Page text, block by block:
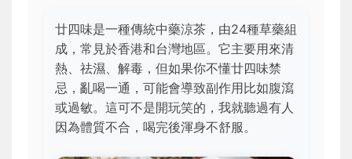
廿四味是一種傳統中藥涼茶，由24種草藥組
成，常見於香港和台灣地區。它主要用來清
熱、祛濕、解毒，但如果你不懂廿四味禁
忌，亂喝一通，可能會導致副作用比如腹瀉
或過敏。這可不是開玩笑的，我就聽過有人
因為體質不合，喝完後渾身不舒服。